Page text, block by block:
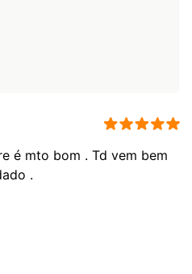
é mto bom . Td vem bem
.